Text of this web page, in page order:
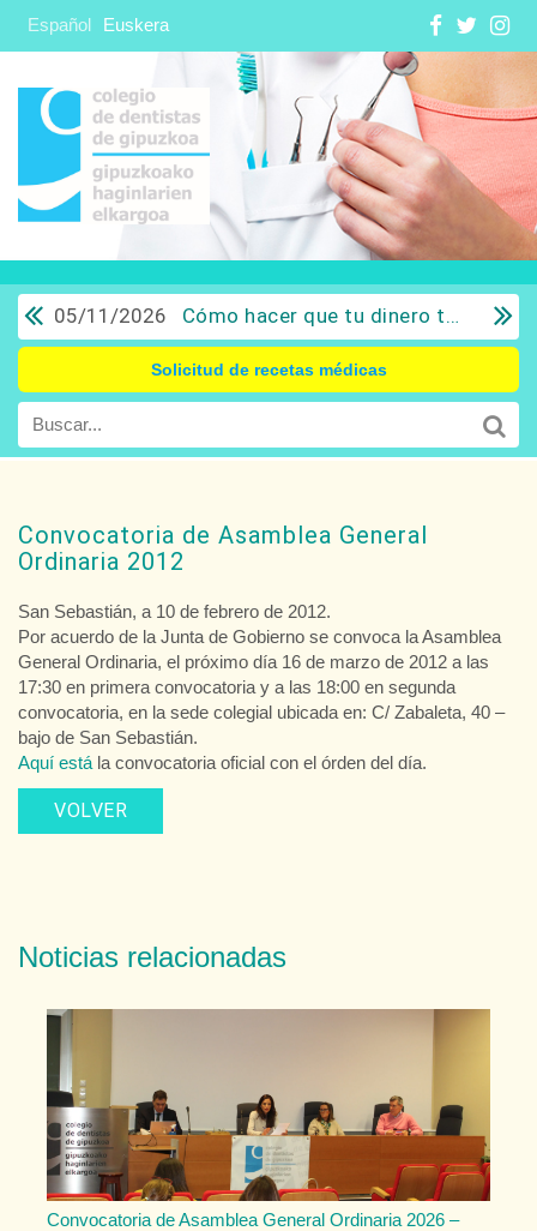
Español Euskera
05/11/2026 Cómo hacer que tu dinero trabaje para ti: Del ahorro a la inversión con sentido común.
Solicitud de recetas médicas
Convocatoria de Asamblea General
Ordinaria 2012
San Sebastián, a 10 de febrero de 2012.
Por acuerdo de la Junta de Gobierno se convoca la Asamblea
General Ordinaria, el próximo día 16 de marzo de 2012 a las
17:30 en primera convocatoria y a las 18:00 en segunda
convocatoria, en la sede colegial ubicada en: C/ Zabaleta, 40 –
bajo de San Sebastián.
Aquí está la convocatoria oficial con el órden del día.
VOLVER
Noticias relacionadas
Convocatoria de Asamblea General Ordinaria 2026 –